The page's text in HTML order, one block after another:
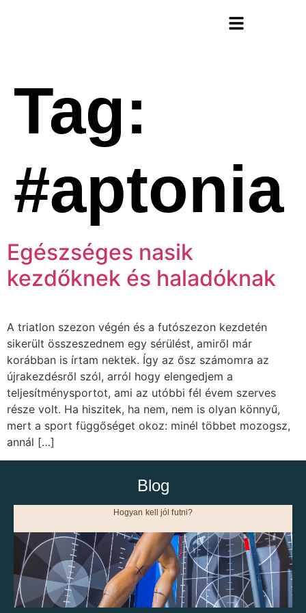
Tag:
#aptonia
Egészséges nasik
kezdőknek és haladóknak
A triatlon szezon végén és a futószezon kezdetén
sikerült összeszednem egy sérülést, amiről már
korábban is írtam nektek. Így az ősz számomra az
újrakezdésről szól, arról hogy elengedjem a
teljesítménysportot, ami az utóbbi fél évem szerves
része volt. Ha hiszitek, ha nem, nem is olyan könnyű,
mert a sport függőséget okoz: minél többet mozogsz,
annál […]
Blog
Hogyan kell jól futni?